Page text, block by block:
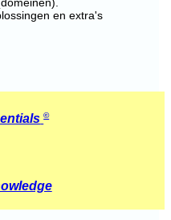
en extra's
©